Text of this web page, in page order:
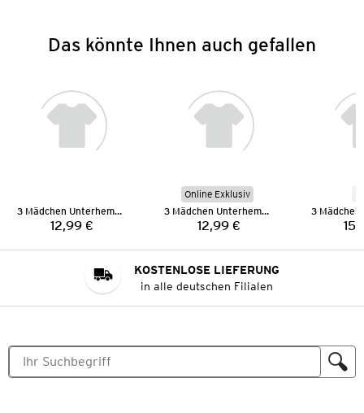
Das könnte Ihnen auch gefallen
3 Mädchen Unterhemden
Preis:
12,99 €
Online Exklusiv
3 Mädchen Unterhemden
Preis:
12,99 €
KOSTENLOSE LIEFERUNG
in alle deutschen Filialen